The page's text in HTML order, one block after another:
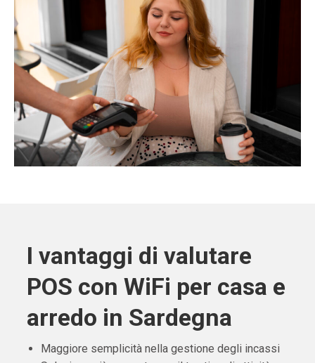
I vantaggi di valutare
POS con WiFi per casa e
arredo in Sardegna
Maggiore semplicità nella gestione degli incassi